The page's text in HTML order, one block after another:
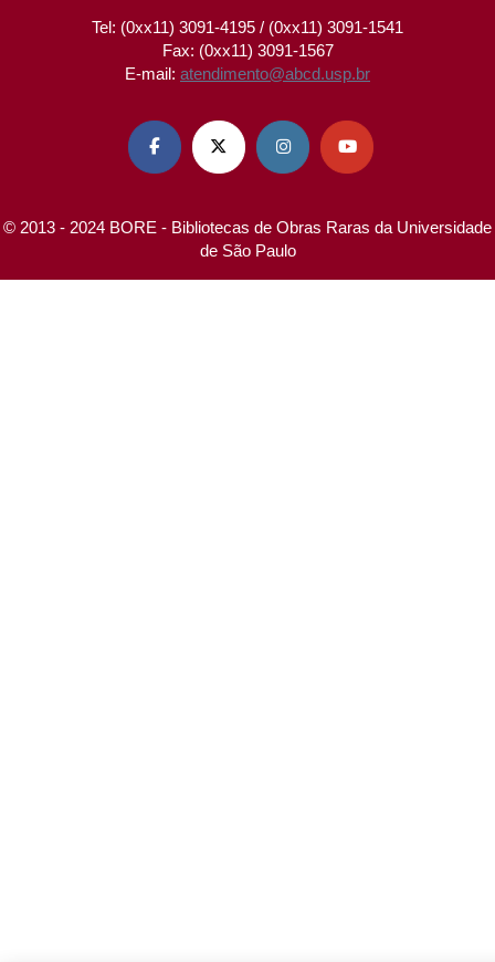
Tel: (0xx11) 3091-4195 / (0xx11) 3091-1541
Fax: (0xx11) 3091-1567
E-mail: atendimento@abcd.usp.br
   
© 2013 - 2024 BORE - Bibliotecas de Obras Raras da Universidade
de São Paulo